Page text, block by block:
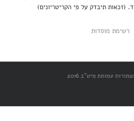
עמותת מיט"ב 2016